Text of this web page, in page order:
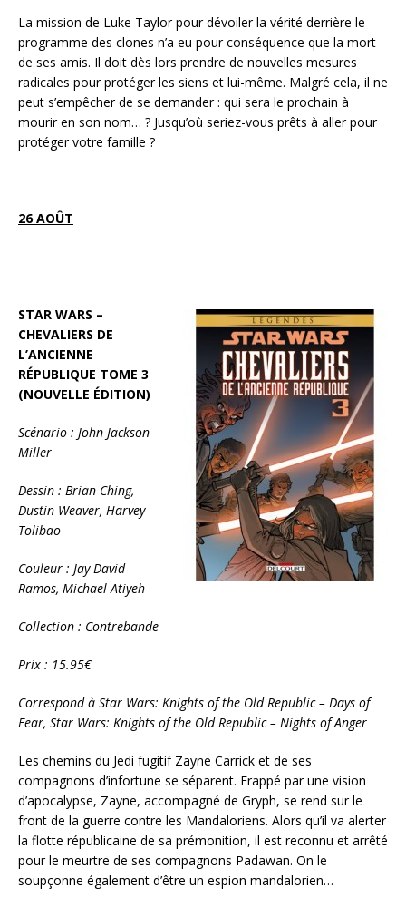
La mission de Luke Taylor pour dévoiler la vérité derrière le
programme des clones n’a eu pour conséquence que la mort
de ses amis. Il doit dès lors prendre de nouvelles mesures
radicales pour protéger les siens et lui-même. Malgré cela, il ne
peut s’empêcher de se demander : qui sera le prochain à
mourir en son nom… ? Jusqu’où seriez-vous prêts à aller pour
protéger votre famille ?
26 AOÛT
STAR WARS –
CHEVALIERS DE
L’ANCIENNE
RÉPUBLIQUE TOME 3
(NOUVELLE ÉDITION)
Scénario : John Jackson
Miller
Dessin : Brian Ching,
Dustin Weaver, Harvey
Tolibao
Couleur : Jay David
Ramos, Michael Atiyeh
Collection : Contrebande
Prix : 15.95€
Correspond à Star Wars: Knights of the Old Republic – Days of
Fear, Star Wars: Knights of the Old Republic – Nights of Anger
Les chemins du Jedi fugitif Zayne Carrick et de ses
compagnons d’infortune se séparent. Frappé par une vision
d’apocalypse, Zayne, accompagné de Gryph, se rend sur le
front de la guerre contre les Mandaloriens. Alors qu’il va alerter
la flotte républicaine de sa prémonition, il est reconnu et arrêté
pour le meurtre de ses compagnons Padawan. On le
soupçonne également d’être un espion mandalorien…